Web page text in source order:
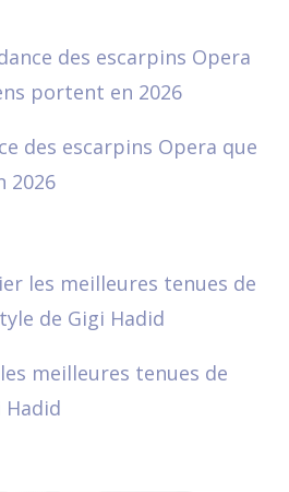
des escarpins Opera que
2026
meilleures tenues de